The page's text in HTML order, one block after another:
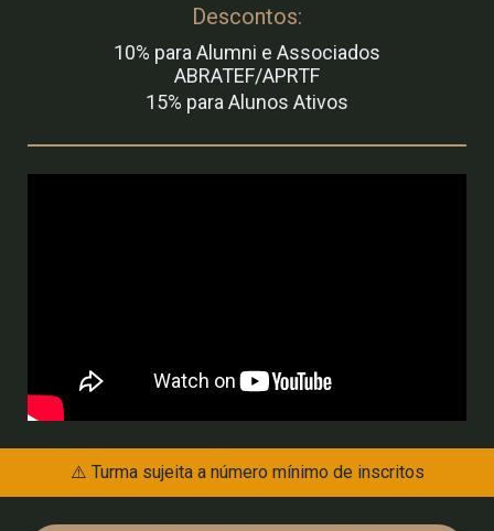
Descontos:
10% para Alumni e Associados
ABRATEF/APRTF
15% para Alunos Ativos
⚠️ Turma sujeita a número mínimo de inscritos